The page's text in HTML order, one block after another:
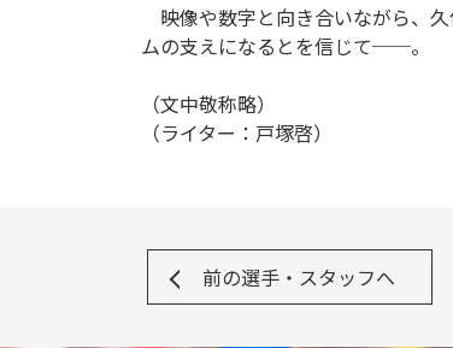
映像や数字と向き合いながら、
ムの支えになるとを信じて──。
（文中敬称略）
（ライター：戸塚啓）
前の選手・スタッフへ